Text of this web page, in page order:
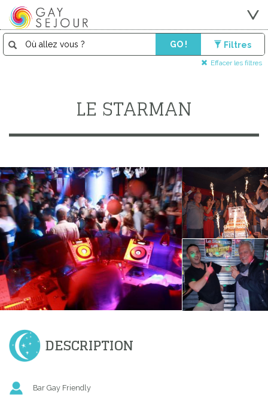
GO ! Filtres
Effacer les filtres
LE STARMAN
DESCRIPTION
Bar Gay Friendly